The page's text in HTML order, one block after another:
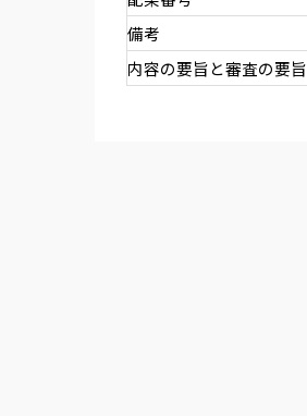
備考
内容の要旨と審査の要旨